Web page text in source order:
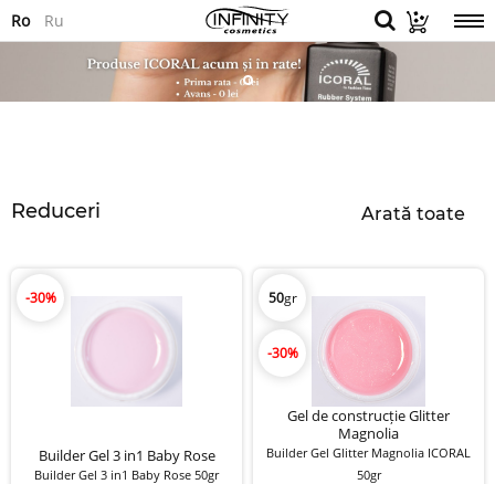
Ro Ru
Reduceri Arată toate
-30%
Builder Gel 3 in1 Baby Rose
Builder Gel 3 in1 Baby Rose 50gr
50gr
-30%
Gel de construcție Glitter
Magnolia
Builder Gel Glitter Magnolia ICORAL
50gr